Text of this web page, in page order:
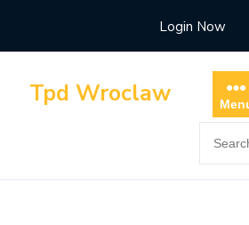
content
Login Now
Tpd Wroclaw
for: